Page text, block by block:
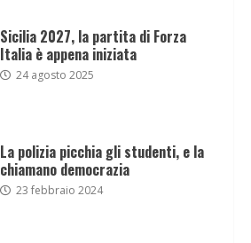
Sicilia 2027, la partita di Forza
Italia è appena iniziata
24 agosto 2025
La polizia picchia gli studenti, e la
chiamano democrazia
23 febbraio 2024